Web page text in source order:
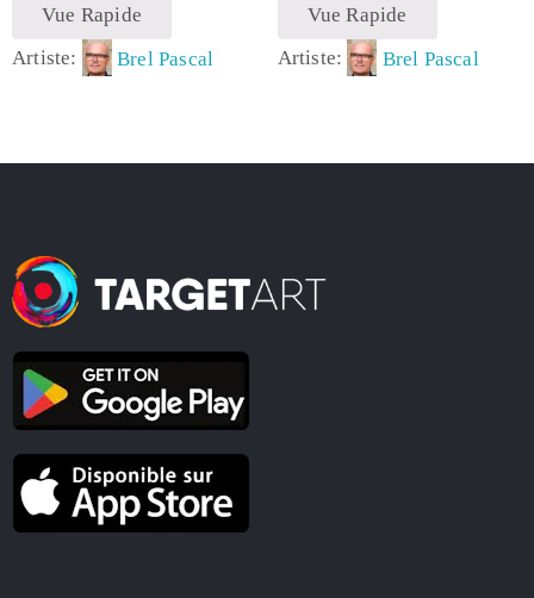
Vue Rapide
Artiste:
Brel Pascal
Vue Rapide
Artiste:
Brel Pascal